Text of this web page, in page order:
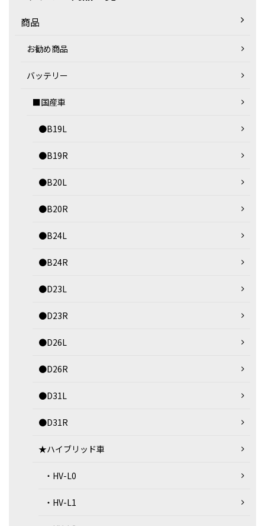
商品
お勧め商品
バッテリー
■国産車
●B19L
●B19R
●B20L
●B20R
●B24L
●B24R
●D23L
●D23R
●D26L
●D26R
●D31L
●D31R
★ハイブリッド車
・HV-L0
・HV-L1